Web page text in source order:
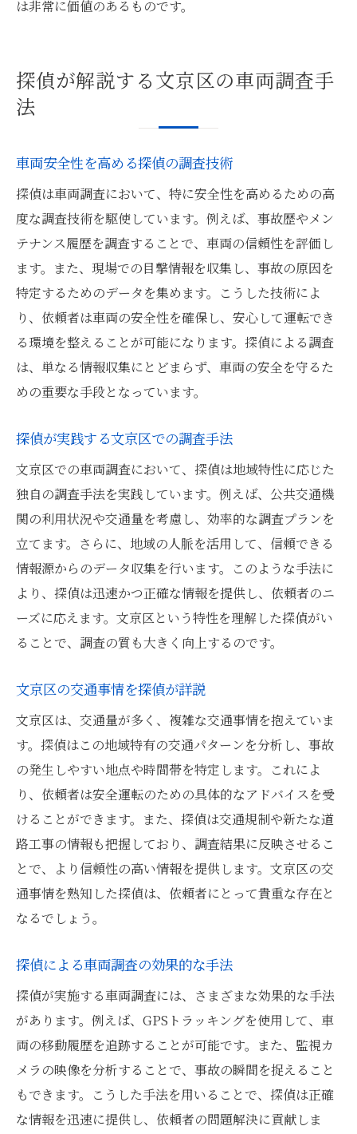
は非常に価値のあるものです。
探偵が解説する文京区の車両調査手
法
車両安全性を高める探偵の調査技術
探偵は車両調査において、特に安全性を高めるための高
度な調査技術を駆使しています。例えば、事故歴やメン
テナンス履歴を調査することで、車両の信頼性を評価し
ます。また、現場での目撃情報を収集し、事故の原因を
特定するためのデータを集めます。こうした技術によ
り、依頼者は車両の安全性を確保し、安心して運転でき
る環境を整えることが可能になります。探偵による調査
は、単なる情報収集にとどまらず、車両の安全を守るた
めの重要な手段となっています。
探偵が実践する文京区での調査手法
文京区での車両調査において、探偵は地域特性に応じた
独自の調査手法を実践しています。例えば、公共交通機
関の利用状況や交通量を考慮し、効率的な調査プランを
立てます。さらに、地域の人脈を活用して、信頼できる
情報源からのデータ収集を行います。このような手法に
より、探偵は迅速かつ正確な情報を提供し、依頼者のニ
ーズに応えます。文京区という特性を理解した探偵がい
ることで、調査の質も大きく向上するのです。
文京区の交通事情を探偵が詳説
文京区は、交通量が多く、複雑な交通事情を抱えていま
す。探偵はこの地域特有の交通パターンを分析し、事故
の発生しやすい地点や時間帯を特定します。これによ
り、依頼者は安全運転のための具体的なアドバイスを受
けることができます。また、探偵は交通規制や新たな道
路工事の情報も把握しており、調査結果に反映させるこ
とで、より信頼性の高い情報を提供します。文京区の交
通事情を熟知した探偵は、依頼者にとって貴重な存在と
なるでしょう。
探偵による車両調査の効果的な手法
探偵が実施する車両調査には、さまざまな効果的な手法
があります。例えば、GPSトラッキングを使用して、車
両の移動履歴を追跡することが可能です。また、監視カ
メラの映像を分析することで、事故の瞬間を捉えること
もできます。こうした手法を用いることで、探偵は正確
な情報を迅速に提供し、依頼者の問題解決に貢献しま